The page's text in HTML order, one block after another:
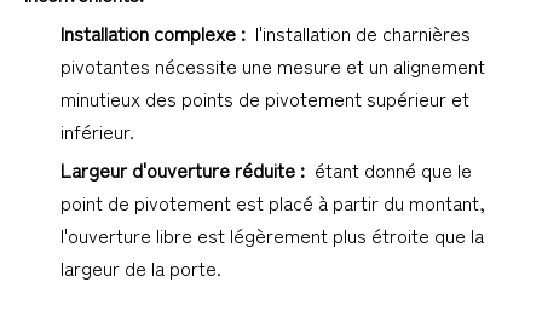
Installation complexe : l'installation de charnières
pivotantes nécessite une mesure et un alignement
minutieux des points de pivotement supérieur et
inférieur.
Largeur d'ouverture réduite : étant donné que le
point de pivotement est placé à partir du montant,
l'ouverture libre est légèrement plus étroite que la
largeur de la porte.